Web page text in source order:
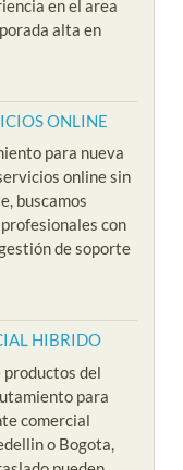
en el area
alta en
ONLINE
para nueva
online sin
buscamos
con
de soporte
HIBRIDO
del
para
comercial
o Bogota,